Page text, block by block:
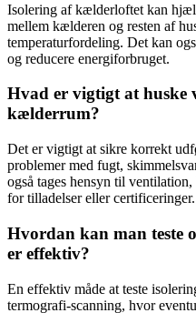
Isolering af kælderloftet kan
mellem kælderen og resten af
temperaturfordeling. Det kan
og reducere energiforbruget.
Hvad er vigtigt at huske
kælderrum?
Det er vigtigt at sikre korrekt
problemer med fugt,
også tages hensyn til
for tilladelser eller certificeringer.
Hvordan kan man teste
er effektiv?
En effektiv måde at teste
termografi-scanning, hvor